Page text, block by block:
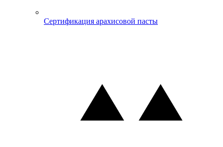
Сертификация арахисовой пасты